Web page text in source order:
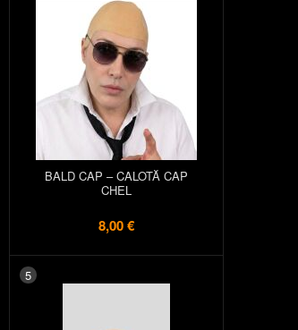
BALD CAP – CALOTĂ CAP
CHEL
8,00 €
5